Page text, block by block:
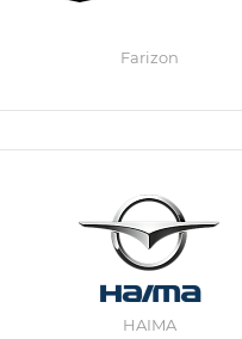
Farizon
HAIMA